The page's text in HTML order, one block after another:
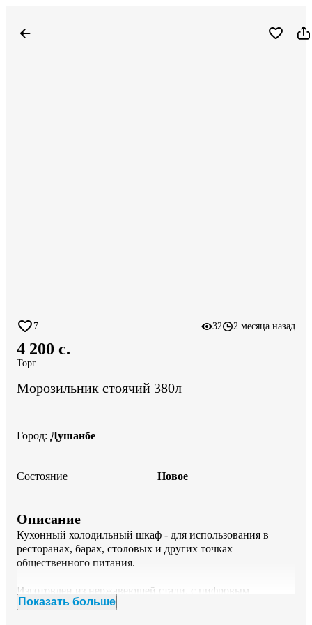
7 32 2 месяца назад
4 200 c.
Торг
Морозильник стоячий 380л
Город: Душанбе
Состояние Новое
Описание
Кухонный холодильный шкаф - для использования в
ресторанах, барах, столовых и других точках
общественного питания.
Изготовлен из нержавеющей стали, с цифровым
контроллером температуры и дисплеем для контроля.
Показать больше